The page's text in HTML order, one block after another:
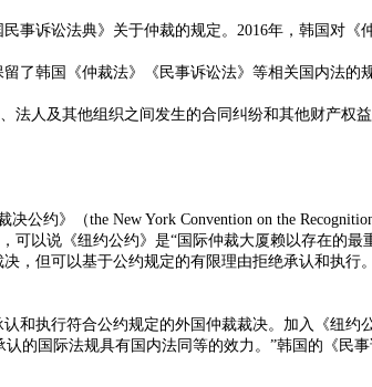
事诉讼法典》关于仲裁的规定。2016年，韩国对
了韩国《仲裁法》《民事诉讼法》等相关国内法的
法人及其他组织之间发生的合同纠纷和其他财产权
约》（the New York Convention on the
以说《纽约公约》是“国际仲裁大厦赖以存在的
，但可以基于公约规定的有限理由拒绝承认和执
和执行符合公约规定的外国仲裁裁决。加入《纽
的国际法规具有国内法同等的效力。”韩国的《民